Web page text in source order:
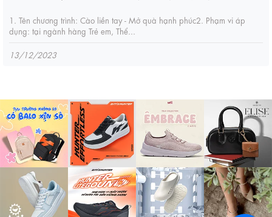
1. Tên chương trình: Cào liền tay - Mở quà hạnh phúc2. Phạm vi áp
dụng: tại ngành hàng Trẻ em, Thể...
13/12/2023